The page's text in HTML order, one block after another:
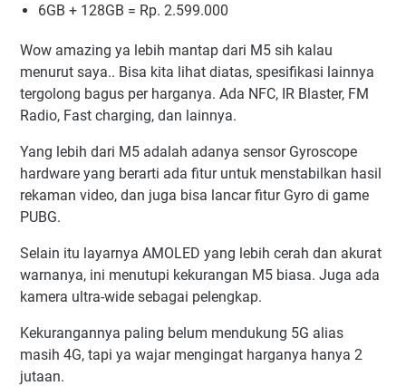
6GB + 128GB = Rp. 2.599.000
Wow amazing ya lebih mantap dari M5 sih kalau
menurut saya.. Bisa kita lihat diatas, spesifikasi lainnya
tergolong bagus per harganya. Ada NFC, IR Blaster, FM
Radio, Fast charging, dan lainnya.
Yang lebih dari M5 adalah adanya sensor Gyroscope
hardware yang berarti ada fitur untuk menstabilkan hasil
rekaman video, dan juga bisa lancar fitur Gyro di game
PUBG.
Selain itu layarnya AMOLED yang lebih cerah dan akurat
warnanya, ini menutupi kekurangan M5 biasa. Juga ada
kamera ultra-wide sebagai pelengkap.
Kekurangannya paling belum mendukung 5G alias
masih 4G, tapi ya wajar mengingat harganya hanya 2
jutaan.